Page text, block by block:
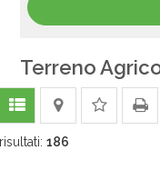
Terreno
risultati: 186